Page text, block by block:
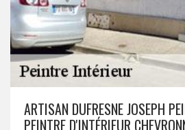
ARTISAN DUFRESNE JOSEPH
PEINTRE D'INTÉRIEUR